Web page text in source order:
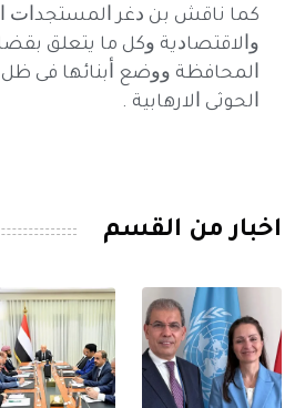
ﻛﻤﺎ ﻧﺎﻗﺶ ﺑﻦ ﺩﻏﺮ ﺍﻟﻤﺴﺘﺠﺪﺍﺕ
ﻭﺍﻻﻗﺘﺼﺎﺩﻳﺔ ﻭﻛﻞ ﻣﺎ ﻳﺘﻌﻠﻖ
ﺍﻟﻤﺤﺎﻓﻈﺔ ﻭﻭﺿﻊ ﺃﺑﻨﺎﺋﻬﺎ ﻓﻰ
ﺍﻟﺤﻮﺛﻰ ﺍﻻرهابية .
اخبار من القسم